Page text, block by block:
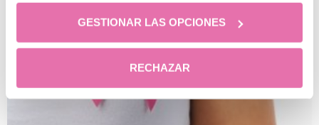
GESTIONAR LAS OPCIONES
RECHAZAR